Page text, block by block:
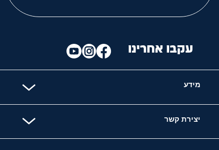
מידע
יצירת קשר
עקבו אחרינו